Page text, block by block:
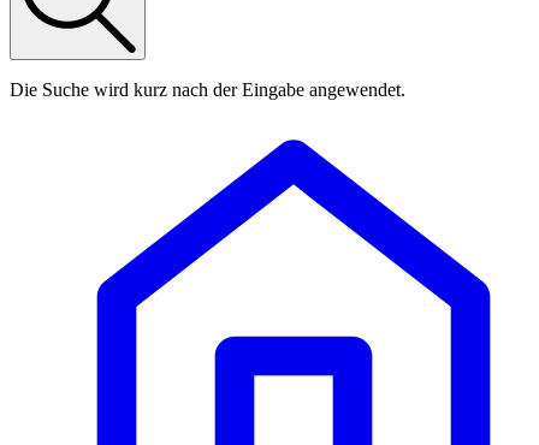
Die Suche wird kurz nach der Eingabe angewendet.